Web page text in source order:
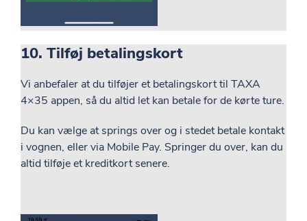
10. Tilføj betalingskort
Vi anbefaler at du tilføjer et betalingskort til TAXA
4×35 appen, så du altid let kan betale for de kørte ture.
Du kan vælge at springs over og i stedet betale kontakt
i vognen, eller via Mobile Pay. Springer du over, kan du
altid tilføje et kreditkort senere.